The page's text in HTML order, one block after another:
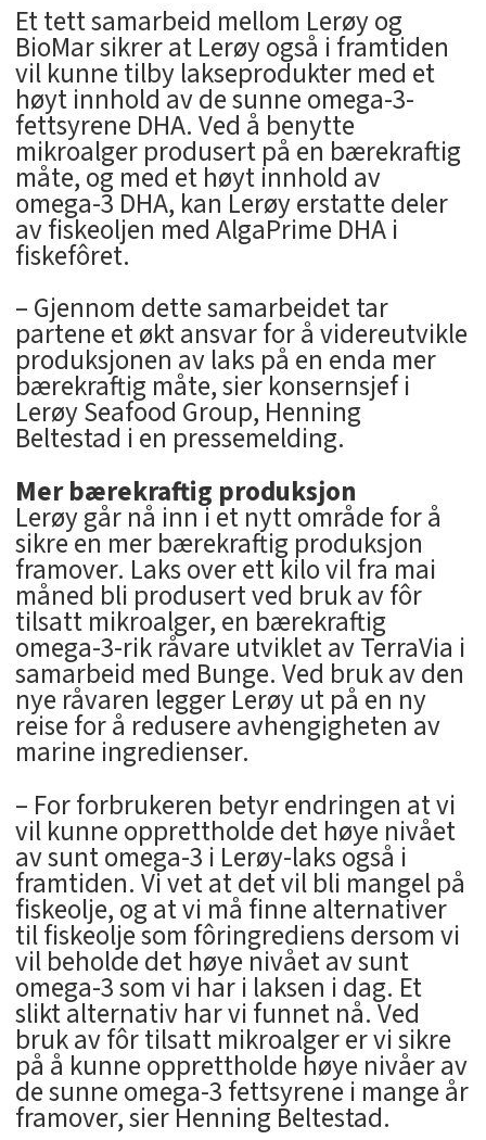
Et tett samarbeid mellom Lerøy og
BioMar sikrer at Lerøy også i framtiden
vil kunne tilby lakseprodukter med et
høyt innhold av de sunne omega-3-
fettsyrene DHA. Ved å benytte
mikroalger produsert på en bærekraftig
måte, og med et høyt innhold av
omega-3 DHA, kan Lerøy erstatte deler
av fiskeoljen med AlgaPrime DHA i
fiskefôret.
– Gjennom dette samarbeidet tar
partene et økt ansvar for å videreutvikle
produksjonen av laks på en enda mer
bærekraftig måte, sier konsernsjef i
Lerøy Seafood Group, Henning
Beltestad i en pressemelding.
Mer bærekraftig produksjon
Lerøy går nå inn i et nytt område for å
sikre en mer bærekraftig produksjon
framover. Laks over ett kilo vil fra mai
måned bli produsert ved bruk av fôr
tilsatt mikroalger, en bærekraftig
omega-3-rik råvare utviklet av TerraVia i
samarbeid med Bunge. Ved bruk av den
nye råvaren legger Lerøy ut på en ny
reise for å redusere avhengigheten av
marine ingredienser.
– For forbrukeren betyr endringen at vi
vil kunne opprettholde det høye nivået
av sunt omega-3 i Lerøy-laks også i
framtiden. Vi vet at det vil bli mangel på
fiskeolje, og at vi må finne alternativer
til fiskeolje som fôringrediens dersom vi
vil beholde det høye nivået av sunt
omega-3 som vi har i laksen i dag. Et
slikt alternativ har vi funnet nå. Ved
bruk av fôr tilsatt mikroalger er vi sikre
på å kunne opprettholde høye nivåer av
de sunne omega-3 fettsyrene i mange år
framover, sier Henning Beltestad.